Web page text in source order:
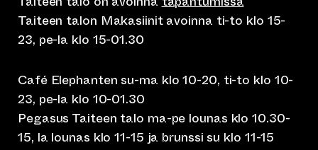
Taiteen talon Makasiinit avoinna ti-to klo 15-
23, pe-la klo 15-01.30
Café Elephanten su-ma klo 10-20, ti-to klo 10-
23, pe-la klo 10-01.30
Pegasus Taiteen talo ma-pe lounas klo 10.30-
15, la lounas klo 11-15 ja brunssi su klo 11-15